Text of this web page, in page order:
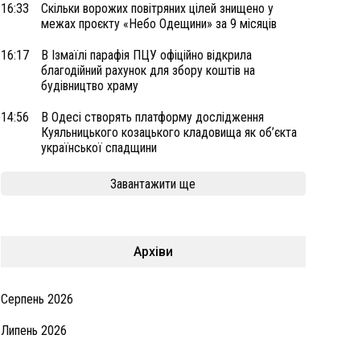
16:33
Скільки ворожих повітряних цілей знищено у
межах проєкту «Небо Одещини» за 9 місяців
16:17
В Ізмаїлі парафія ПЦУ офіційно відкрила
благодійний рахунок для збору коштів на
будівництво храму
14:56
В Одесі створять платформу дослідження
Куяльницького козацького кладовища як об’єкта
української спадщини
Завантажити ще
Архіви
Серпень 2026
Липень 2026